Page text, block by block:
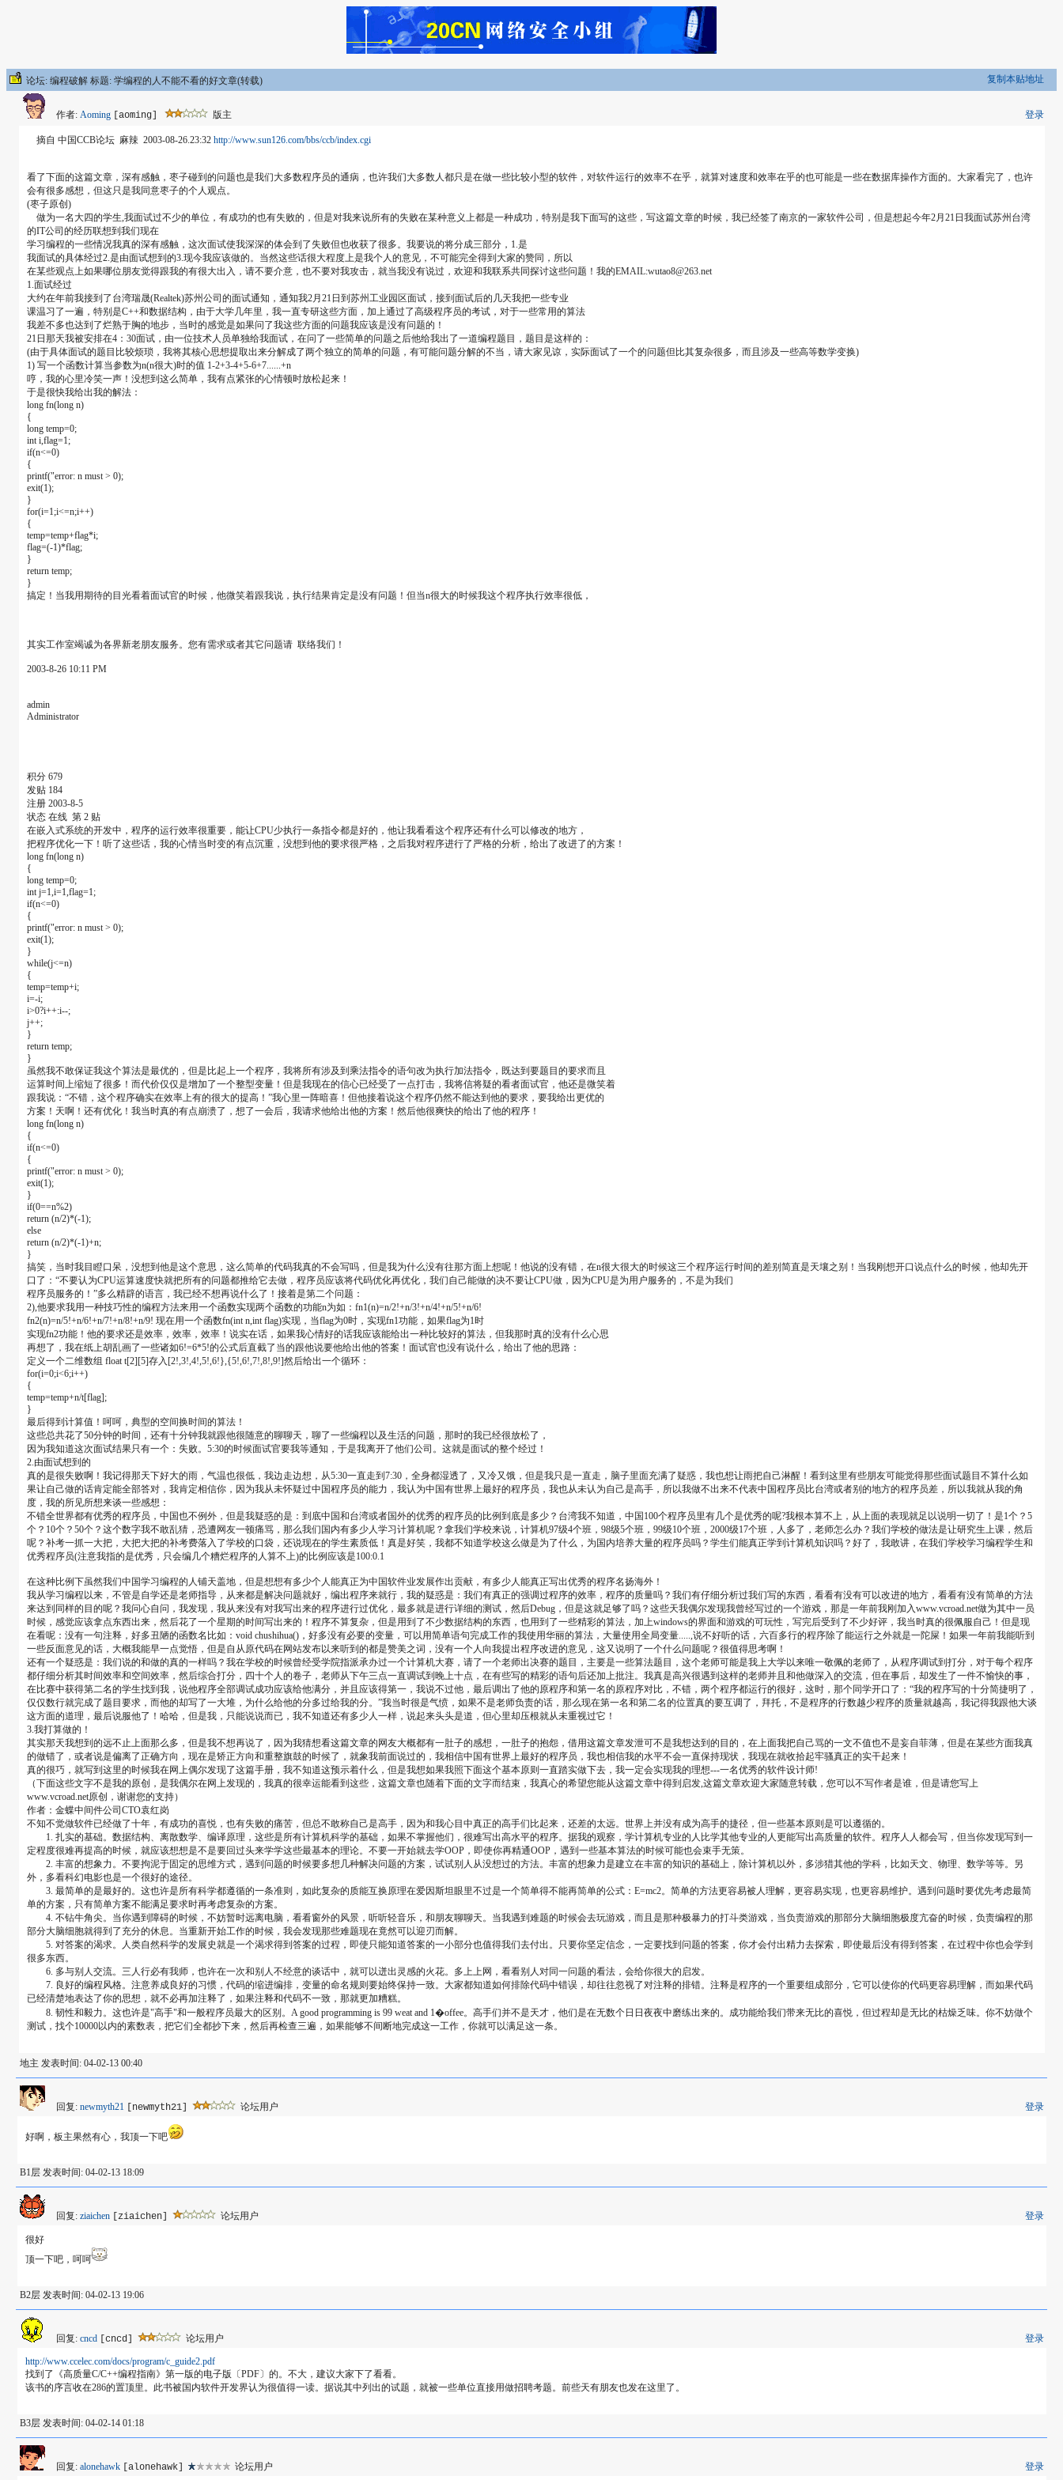
论坛: 编程破解 标题: 学编程的人不能不看的好文章(转载) 复制本贴地址
作者: Aoming [aoming] 版主 登录
摘自 中国CCB论坛 麻辣 2003-08-26.23:32 http://www.sun126.com/bbs/ccb/index.cgi
看了下面的这篇文章，深有感触，枣子碰到的问题也是我们大多数程序员的通病，也许我们大多数人都只是在做一些比较小型的软件，对软件运行的效率不在乎，就算对速度和效率在乎的也可能是一些在数据库操作方面的。大家看完了，也许
会有很多感想，但这只是我同意枣子的个人观点。
(枣子原创)
做为一名大四的学生,我面试过不少的单位，有成功的也有失败的，但是对我来说所有的失败在某种意义上都是一种成功，特别是我下面写的这些，写这篇文章的时候，我已经签了南京的一家软件公司，但是想起今年2月21日我面试苏州台湾
的IT公司的经历联想到我们现在
学习编程的一些情况我真的深有感触，这次面试使我深深的体会到了失败但也收获了很多。我要说的将分成三部分，1.是
我面试的具体经过2.是由面试想到的3.现今我应该做的。当然这些话很大程度上是我个人的意见，不可能完全得到大家的赞同，所以
在某些观点上如果哪位朋友觉得跟我的有很大出入，请不要介意，也不要对我攻击，就当我没有说过，欢迎和我联系共同探讨这些问题！我的EMAIL:wutao8@263.net
1.面试经过
大约在年前我接到了台湾瑞晟(Realtek)苏州公司的面试通知，通知我2月21日到苏州工业园区面试，接到面试后的几天我把一些专业
课温习了一遍，特别是C++和数据结构，由于大学几年里，我一直专研这些方面，加上通过了高级程序员的考试，对于一些常用的算法
我差不多也达到了烂熟于胸的地步，当时的感觉是如果问了我这些方面的问题我应该是没有问题的！
21日那天我被安排在4：30面试，由一位技术人员单独给我面试，在问了一些简单的问题之后他给我出了一道编程题目，题目是这样的：
(由于具体面试的题目比较烦琐，我将其核心思想提取出来分解成了两个独立的简单的问题，有可能问题分解的不当，请大家见谅，实际面试了一个的问题但比其复杂很多，而且涉及一些高等数学变换)
1) 写一个函数计算当参数为n(n很大)时的值 1-2+3-4+5-6+7......+n
哼，我的心里冷笑一声！没想到这么简单，我有点紧张的心情顿时放松起来！
于是很快我给出我的解法：
long fn(long n)
{
long temp=0;
int i,flag=1;
if(n<=0)
{
printf("error: n must > 0);
exit(1);
}
for(i=1;i<=n;i++)
{
temp=temp+flag*i;
flag=(-1)*flag;
}
return temp;
}
搞定！当我用期待的目光看着面试官的时候，他微笑着跟我说，执行结果肯定是没有问题！但当n很大的时候我这个程序执行效率很低，
其实工作室竭诚为各界新老朋友服务。您有需求或者其它问题请 联络我们！
2003-8-26 10:11 PM
admin
Administrator
积分 679
发贴 184
注册 2003-8-5
状态 在线 第 2 贴
在嵌入式系统的开发中，程序的运行效率很重要，能让CPU少执行一条指令都是好的，他让我看看这个程序还有什么可以修改的地方，
把程序优化一下！听了这些话，我的心情当时变的有点沉重，没想到他的要求很严格，之后我对程序进行了严格的分析，给出了改进了的方案！
long fn(long n)
{
long temp=0;
int j=1,i=1,flag=1;
if(n<=0)
{
printf("error: n must > 0);
exit(1);
}
while(j<=n)
{
temp=temp+i;
i=-i;
i>0?i++:i--;
j++;
}
return temp;
}
虽然我不敢保证我这个算法是最优的，但是比起上一个程序，我将所有涉及到乘法指令的语句改为执行加法指令，既达到要题目的要求而且
运算时间上缩短了很多！而代价仅仅是增加了一个整型变量！但是我现在的信心已经受了一点打击，我将信将疑的看者面试官，他还是微笑着
跟我说：“不错，这个程序确实在效率上有的很大的提高！”我心里一阵暗喜！但他接着说这个程序仍然不能达到他的要求，要我给出更优的
方案！天啊！还有优化！我当时真的有点崩溃了，想了一会后，我请求他给出他的方案！然后他很爽快的给出了他的程序！
long fn(long n)
{
if(n<=0)
{
printf("error: n must > 0);
exit(1);
}
if(0==n%2)
return (n/2)*(-1);
else
return (n/2)*(-1)+n;
}
搞笑，当时我目瞪口呆，没想到他是这个意思，这么简单的代码我真的不会写吗，但是我为什么没有往那方面上想呢！他说的没有错，在n很大很大的时候这三个程序运行时间的差别简直是天壤之别！当我刚想开口说点什么的时候，他却先开
口了：“不要认为CPU运算速度快就把所有的问题都推给它去做，程序员应该将代码优化再优化，我们自己能做的决不要让CPU做，因为CPU是为用户服务的，不是为我们
程序员服务的！”多么精辟的语言，我已经不想再说什么了！接着是第二个问题：
2),他要求我用一种技巧性的编程方法来用一个函数实现两个函数的功能n为如：fn1(n)=n/2!+n/3!+n/4!+n/5!+n/6!
fn2(n)=n/5!+n/6!+n/7!+n/8!+n/9! 现在用一个函数fn(int n,int flag)实现，当flag为0时，实现fn1功能，如果flag为1时
实现fn2功能！他的要求还是效率，效率，效率！说实在话，如果我心情好的话我应该能给出一种比较好的算法，但我那时真的没有什么心思
再想了，我在纸上胡乱画了一些诸如6!=6*5!的公式后直截了当的跟他说要他给出他的答案！面试官也没有说什么，给出了他的思路：
定义一个二维数组 float t[2][5]存入[2!,3!,4!,5!,6!},{5!,6!,7!,8!,9!]然后给出一个循环：
for(i=0;i<6;i++)
{
temp=temp+n/t[flag];
}
最后得到计算值！呵呵，典型的空间换时间的算法！
这些总共花了50分钟的时间，还有十分钟我就跟他很随意的聊聊天，聊了一些编程以及生活的问题，那时的我已经很放松了，
因为我知道这次面试结果只有一个：失败。5:30的时候面试官要我等通知，于是我离开了他们公司。这就是面试的整个经过！
2.由面试想到的
真的是很失败啊！我记得那天下好大的雨，气温也很低，我边走边想，从5:30一直走到7:30，全身都湿透了，又冷又饿，但是我只是一直走，脑子里面充满了疑惑，我也想让雨把自己淋醒！看到这里有些朋友可能觉得那些面试题目不算什么如
果让自己做的话肯定能全部答对，我肯定相信你，因为我从未怀疑过中国程序员的能力，我认为中国有世界上最好的程序员，我也从未认为自己是高手，所以我做不出来不代表中国程序员比台湾或者别的地方的程序员差，所以我就从我的角
度，我的所见所想来谈一些感想：
不错全世界都有优秀的程序员，中国也不例外，但是我疑惑的是：到底中国和台湾或者国外的优秀的程序员的比例到底是多少？台湾我不知道，中国100个程序员里有几个是优秀的呢?我根本算不上，从上面的表现就足以说明一切了！是1个？5
个？10个？50个？这个数字我不敢乱猜，恐遭网友一顿痛骂，那么我们国内有多少人学习计算机呢？拿我们学校来说，计算机97级4个班，98级5个班，99级10个班，2000级17个班，人多了，老师怎么办？我们学校的做法是让研究生上课，然后
呢？补考一抓一大把，大把大把的补考费落入了学校的口袋，还说现在的学生素质低！真是好笑，我都不知道学校这么做是为了什么，为国内培养大量的程序员吗？学生们能真正学到计算机知识吗？好了，我敢讲，在我们学校学习编程学生和
优秀程序员(注意我指的是优秀，只会编几个糟烂程序的人算不上)的比例应该是100:0.1
在这种比例下虽然我们中国学习编程的人铺天盖地，但是想想有多少个人能真正为中国软件业发展作出贡献，有多少人能真正写出优秀的程序名扬海外！
我从学习编程以来，不管是自学还是老师指导，从来都是解决问题就好，编出程序来就行，我的疑惑是：我们有真正的强调过程序的效率，程序的质量吗？我们有仔细分析过我们写的东西，看看有没有可以改进的地方，看看有没有简单的方法
来达到同样的目的呢？我问心自问，我发现，我从来没有对我写出来的程序进行过优化，最多就是进行详细的测试，然后Debug，但是这就足够了吗？这些天我偶尔发现我曾经写过的一个游戏，那是一年前我刚加入www.vcroad.net做为其中一员
时候，感觉应该拿点东西出来，然后花了一个星期的时间写出来的！程序不算复杂，但是用到了不少数据结构的东西，也用到了一些精彩的算法，加上windows的界面和游戏的可玩性，写完后受到了不少好评，我当时真的很佩服自己！但是现
在看呢：没有一句注释，好多丑陋的函数名比如：void chushihua()，好多没有必要的变量，可以用简单语句完成工作的我使用华丽的算法，大量使用全局变量.....,说不好听的话，六百多行的程序除了能运行之外就是一陀屎！如果一年前我能听到
一些反面意见的话，大概我能早一点觉悟，但是自从原代码在网站发布以来听到的都是赞美之词，没有一个人向我提出程序改进的意见，这又说明了一个什么问题呢？很值得思考啊！
还有一个疑惑是：我们说的和做的真的一样吗？我在学校的时候曾经受学院指派承办过一个计算机大赛，请了一个老师出决赛的题目，主要是一些算法题目，这个老师可能是我上大学以来唯一敬佩的老师了，从程序调试到打分，对于每个程序
都仔细分析其时间效率和空间效率，然后综合打分，四十个人的卷子，老师从下午三点一直调试到晚上十点，在有些写的精彩的语句后还加上批注。我真是高兴很遇到这样的老师并且和他做深入的交流，但在事后，却发生了一件不愉快的事，
在比赛中获得第二名的学生找到我，说他程序全部调试成功应该给他满分，并且应该得第一，我说不过他，最后调出了他的原程序和第一名的原程序对比，不错，两个程序都运行的很好，这时，那个同学开口了：“我的程序写的十分简捷明了，
仅仅数行就完成了题目要求，而他的却写了一大堆，为什么给他的分多过给我的分。”我当时很是气愤，如果不是老师负责的话，那么现在第一名和第二名的位置真的要互调了，拜托，不是程序的行数越少程序的质量就越高，我记得我跟他大谈
这方面的道理，最后说服他了！哈哈，但是我，只能说说而已，我不知道还有多少人一样，说起来头头是道，但心里却压根就从未重视过它！
3.我打算做的！
其实那天我想到的远不止上面那么多，但是我不想再说了，因为我猜想看这篇文章的网友大概都有一肚子的感想，一肚子的抱怨，借用这篇文章发泄可不是我想达到的目的，在上面我把自己骂的一文不值也不是妄自菲薄，但是在某些方面我真
的做错了，或者说是偏离了正确方向，现在是矫正方向和重整旗鼓的时候了，就象我前面说过的，我相信中国有世界上最好的程序员，我也相信我的水平不会一直保持现状，我现在就收拾起牢骚真正的实干起来！
真的很巧，就写到这里的时候我在网上偶尔发现了这篇手册，我不知道这预示着什么，但是我想如果我照下面这个基本原则一直踏实做下去，我一定会实现我的理想---一名优秀的软件设计师!
（下面这些文字不是我的原创，是我偶尔在网上发现的，我真的很幸运能看到这些，这篇文章也随着下面的文字而结束，我真心的希望您能从这篇文章中得到启发,这篇文章欢迎大家随意转载，您可以不写作者是谁，但是请您写上
www.vcroad.net原创，谢谢您的支持）
作者：金蝶中间件公司CTO袁红岗
不知不觉做软件已经做了十年，有成功的喜悦，也有失败的痛苦，但总不敢称自己是高手，因为和我心目中真正的高手们比起来，还差的太远。世界上并没有成为高手的捷径，但一些基本原则是可以遵循的。
1. 扎实的基础。数据结构、离散数学、编译原理，这些是所有计算机科学的基础，如果不掌握他们，很难写出高水平的程序。据我的观察，学计算机专业的人比学其他专业的人更能写出高质量的软件。程序人人都会写，但当你发现写到一
定程度很难再提高的时候，就应该想想是不是要回过头来学学这些最基本的理论。不要一开始就去学OOP，即使你再精通OOP，遇到一些基本算法的时候可能也会束手无策。
2. 丰富的想象力。不要拘泥于固定的思维方式，遇到问题的时候要多想几种解决问题的方案，试试别人从没想过的方法。丰富的想象力是建立在丰富的知识的基础上，除计算机以外，多涉猎其他的学科，比如天文、物理、数学等等。另
外，多看科幻电影也是一个很好的途径。
3. 最简单的是最好的。这也许是所有科学都遵循的一条准则，如此复杂的质能互换原理在爱因斯坦眼里不过是一个简单得不能再简单的公式：E=mc2。简单的方法更容易被人理解，更容易实现，也更容易维护。遇到问题时要优先考虑最简
单的方案，只有简单方案不能满足要求时再考虑复杂的方案。
4. 不钻牛角尖。当你遇到障碍的时候，不妨暂时远离电脑，看看窗外的风景，听听轻音乐，和朋友聊聊天。当我遇到难题的时候会去玩游戏，而且是那种极暴力的打斗类游戏，当负责游戏的那部分大脑细胞极度亢奋的时候，负责编程的那
部分大脑细胞就得到了充分的休息。当重新开始工作的时候，我会发现那些难题现在竟然可以迎刃而解。
5. 对答案的渴求。人类自然科学的发展史就是一个渴求得到答案的过程，即使只能知道答案的一小部分也值得我们去付出。只要你坚定信念，一定要找到问题的答案，你才会付出精力去探索，即使最后没有得到答案，在过程中你也会学到
很多东西。
6. 多与别人交流。三人行必有我师，也许在一次和别人不经意的谈话中，就可以迸出灵感的火花。多上上网，看看别人对同一问题的看法，会给你很大的启发。
7. 良好的编程风格。注意养成良好的习惯，代码的缩进编排，变量的命名规则要始终保持一致。大家都知道如何排除代码中错误，却往往忽视了对注释的排错。注释是程序的一个重要组成部分，它可以使你的代码更容易理解，而如果代码
已经清楚地表达了你的思想，就不必再加注释了，如果注释和代码不一致，那就更加糟糕。
8. 韧性和毅力。这也许是"高手"和一般程序员最大的区别。A good programming is 99 weat and 1�offee。高手们并不是天才，他们是在无数个日日夜夜中磨练出来的。成功能给我们带来无比的喜悦，但过程却是无比的枯燥乏味。你不妨做个
测试，找个10000以内的素数表，把它们全都抄下来，然后再检查三遍，如果能够不间断地完成这一工作，你就可以满足这一条。
地主 发表时间: 04-02-13 00:40
回复: newmyth21 [newmyth21] 论坛用户 登录
好啊，板主果然有心，我顶一下吧
B1层 发表时间: 04-02-13 18:09
回复: ziaichen [ziaichen] 论坛用户 登录
很好
顶一下吧，呵呵
B2层 发表时间: 04-02-13 19:06
回复: cncd [cncd] 论坛用户 登录
http://www.ccelec.com/docs/program/c_guide2.pdf
找到了《高质量C/C++编程指南》第一版的电子版〔PDF〕的。不大，建议大家下了看看。
该书的序言收在286的置顶里。此书被国内软件开发界认为很值得一读。据说其中列出的试题，就被一些单位直接用做招聘考题。前些天有朋友也发在这里了。
B3层 发表时间: 04-02-14 01:18
回复: alonehawk [alonehawk] 论坛用户 登录